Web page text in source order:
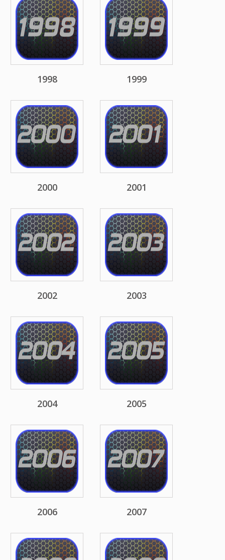
1998 1999
2000 2001
2002 2003
2004 2005
2006 2007